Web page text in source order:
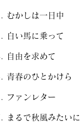
むかしは一日中
白い馬に乗って
自由を求めて
青春のひとかけら
ファンレター
まるで秋風みたいに